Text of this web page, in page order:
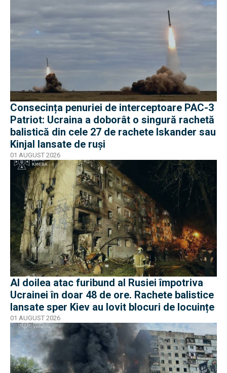
Consecința penuriei de interceptoare PAC-3
Patriot: Ucraina a doborât o singură rachetă
balistică din cele 27 de rachete Iskander sau
Kinjal lansate de ruși
01 AUGUST 2026
Al doilea atac furibund al Rusiei împotriva
Ucrainei în doar 48 de ore. Rachete balistice
lansate sper Kiev au lovit blocuri de locuințe
01 AUGUST 2026